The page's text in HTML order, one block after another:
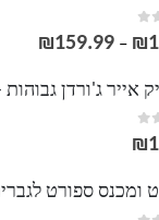
₪
–
₪159.99
₪